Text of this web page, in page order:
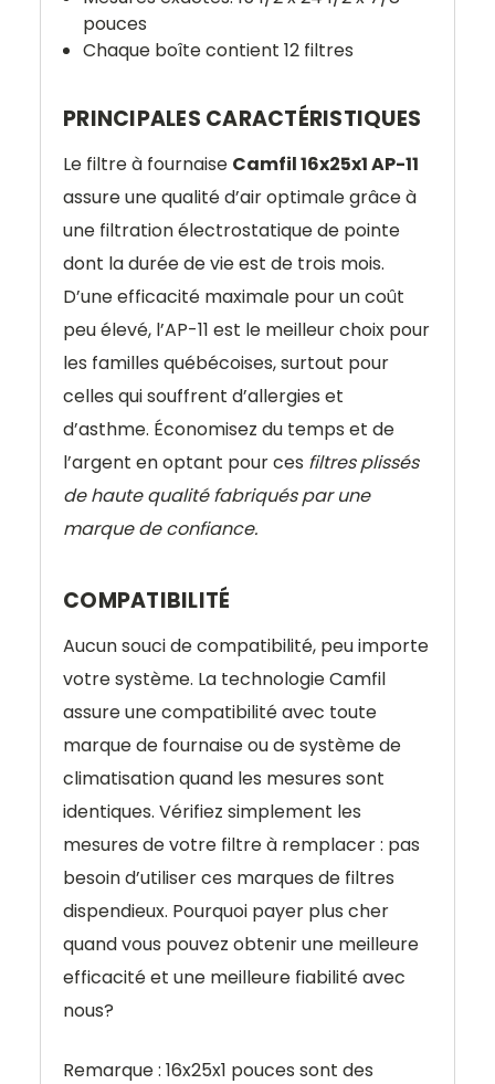
pouces
Chaque boîte contient 12 filtres
PRINCIPALES CARACTÉRISTIQUES
Le filtre à fournaise Camfil 16x25x1 AP-11
assure une qualité d’air optimale grâce à
une filtration électrostatique de pointe
dont la durée de vie est de trois mois.
D’une efficacité maximale pour un coût
peu élevé, l’AP-11 est le meilleur choix pour
les familles québécoises, surtout pour
celles qui souffrent d’allergies et
d’asthme. Économisez du temps et de
l’argent en optant pour ces filtres plissés
de haute qualité fabriqués par une
marque de confiance.
COMPATIBILITÉ
Aucun souci de compatibilité, peu importe
votre système. La technologie Camfil
assure une compatibilité avec toute
marque de fournaise ou de système de
climatisation quand les mesures sont
identiques. Vérifiez simplement les
mesures de votre filtre à remplacer : pas
besoin d’utiliser ces marques de filtres
dispendieux. Pourquoi payer plus cher
quand vous pouvez obtenir une meilleure
efficacité et une meilleure fiabilité avec
nous?
Remarque : 16x25x1 pouces sont des